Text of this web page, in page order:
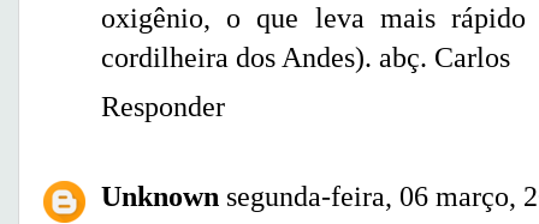
oxigênio, o que leva mais
cordilheira dos Andes). abç. Carlos
Responder
Unknown segunda-feira, 06 março,